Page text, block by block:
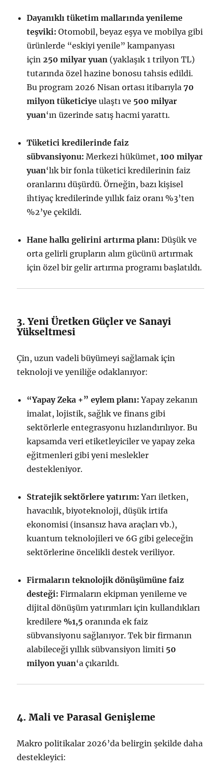
Dayanıklı tüketim mallarında yenileme
teşviki: Otomobil, beyaz eşya ve mobilya gibi
ürünlerde “eskiyi yenile” kampanyası
için250 milyar yuan (yaklaşık 1 trilyon TL)
tutarında özel hazine bonosu tahsis edildi.
Bu program 2026 Nisan ortası itibarıyla70
milyon tüketiciye ulaştı ve 500 milyar
yuan‘ın üzerinde satış hacmi yarattı.
Tüketici kredilerinde faiz
sübvansiyonu: Merkezi hükümet,100 milyar
yuan‘lık bir fonla tüketici kredilerinin faiz
oranlarını düşürdü. Örneğin, bazı kişisel
ihtiyaç kredilerinde yıllık faiz oranı %3’ten
%2’ye çekildi.
Hane halkı gelirini artırma planı: Düşük ve
orta gelirli grupların alım gücünü artırmak
için özel bir gelir artırma programı başlatıldı.
3. Yeni Üretken Güçler ve Sanayi
Yükseltmesi
Çin, uzun vadeli büyümeyi sağlamak için
teknoloji ve yeniliğe odaklanıyor:
“Yapay Zeka +” eylem planı: Yapay zekanın
imalat, lojistik, sağlık ve finans gibi
sektörlerle entegrasyonu hızlandırılıyor. Bu
kapsamda veri etiketleyiciler ve yapay zeka
eğitmenleri gibi yeni meslekler
destekleniyor.
Stratejik sektörlere yatırım: Yarı iletken,
havacılık, biyoteknoloji, düşük irtifa
ekonomisi (insansız hava araçları vb.),
kuantum teknolojileri ve 6G gibi geleceğin
sektörlerine öncelikli destek veriliyor.
Firmaların teknolojik dönüşümüne faiz
desteği: Firmaların ekipman yenileme ve
dijital dönüşüm yatırımları için kullandıkları
kredilere%1,5 oranında ek faiz
sübvansiyonu sağlanıyor. Tek bir firmanın
alabileceği yıllık sübvansiyon limiti 50
milyon yuan‘a çıkarıldı.
4. Mali ve Parasal Genişleme
Makro politikalar 2026’da belirgin şekilde daha
destekleyici: